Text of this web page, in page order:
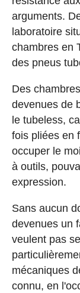
arguments.
laboratoire
chambres en
des pneus
Des
devenues de
le tubeless,
fois pliées en
occuper le
à outils,
expression.
Sans aucun
devenues un
veulent pas
mécaniques
connu, en